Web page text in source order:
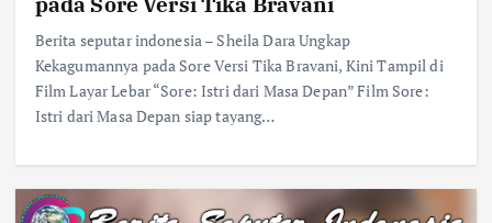
Berita seputar indonesia – Sheila Dara Ungkap
Kekagumannya pada Sore Versi Tika Bravani, Kini Tampil di
Film Layar Lebar “Sore: Istri dari Masa Depan” Film Sore:
Istri dari Masa Depan siap tayang…